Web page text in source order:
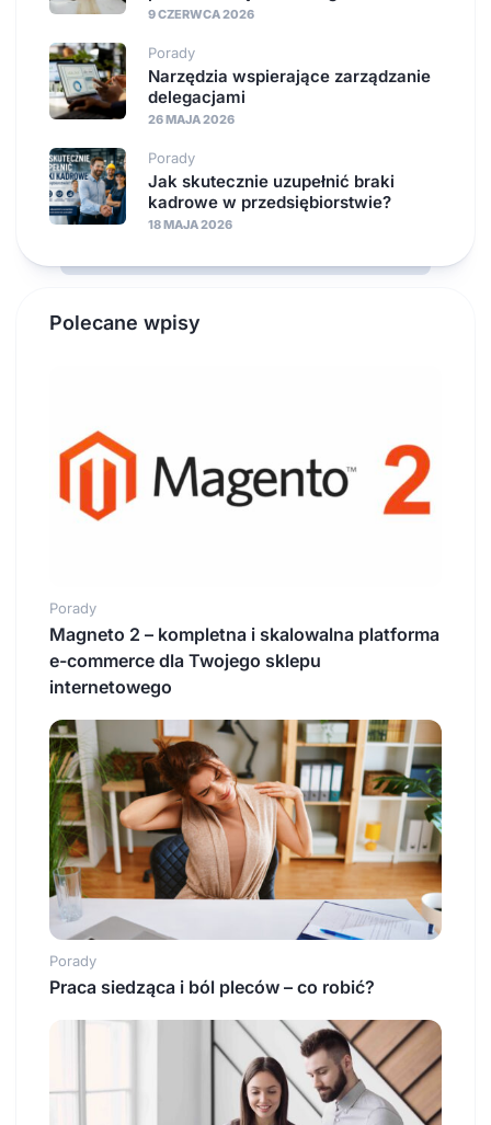
9 CZERWCA 2026
Porady
Narzędzia wspierające zarządzanie
delegacjami
26 MAJA 2026
Porady
Jak skutecznie uzupełnić braki
kadrowe w przedsiębiorstwie?
18 MAJA 2026
Polecane wpisy
Porady
Magneto 2 – kompletna i skalowalna platforma
e-commerce dla Twojego sklepu
internetowego
Porady
Praca siedząca i ból pleców – co robić?